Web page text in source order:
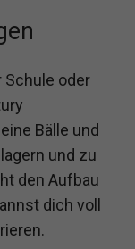
Schule oder
Bälle und
und zu
den Aufbau
dich voll